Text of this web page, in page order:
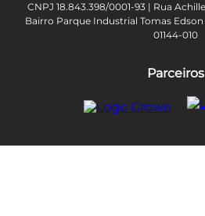
CNPJ 18.843.398/0001-93 | Rua
Bairro Parque Industrial Tomas Edson
01144-010
Parceiros